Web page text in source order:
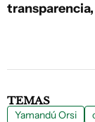
TEMAS
Yamandú Orsi